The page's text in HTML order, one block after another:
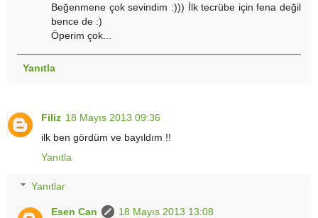
Beğenmene çok sevindim :))) İlk tecrübe için fena değil
bence de :)
Öperim çok...
Yanıtla
Filiz 18 Mayıs 2013 09:36
ilk ben gördüm ve bayıldım !!
Yanıtla
Yanıtlar
Esen Can 18 Mayıs 2013 13:08